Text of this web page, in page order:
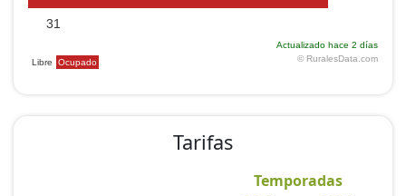
Tarifas
Temporadas